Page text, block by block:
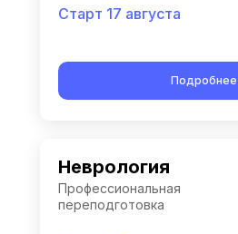
Старт 17 августа
Подробнее
Неврология
Профессиональная
переподготовка